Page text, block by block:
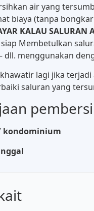
air yang
biaya (tanpa
KALAU SALURAN
Membetulkan
dll. menggunakan
lagi jika
saluran yang
kondominium